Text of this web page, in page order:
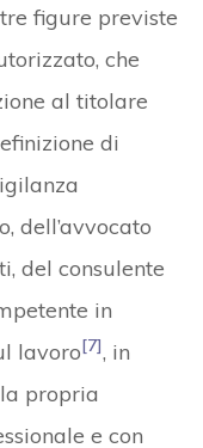
figure previste
che
al titolare
di
dell’avvocato
del consulente
in
lavoro[7], in
propria
e con